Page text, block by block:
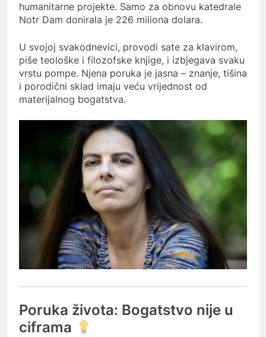
humanitarne projekte. Samo za obnovu katedrale
Notr Dam donirala je 226 miliona dolara.
U svojoj svakodnevici, provodi sate za klavirom,
piše teološke i filozofske knjige, i izbjegava svaku
vrstu pompe. Njena poruka je jasna – znanje, tišina
i porodični sklad imaju veću vrijednost od
materijalnog bogatstva.
Poruka života: Bogatstvo nije u
ciframa